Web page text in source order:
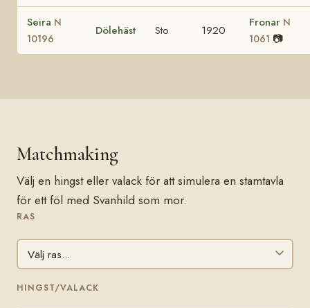
Seira N
10196
Dölehäst Sto 1920
Fronar N
1061 📷
Matchmaking
Välj en hingst eller valack för att simulera en stamtavla
för ett föl med Svanhild som mor.
RAS
HINGST/VALACK